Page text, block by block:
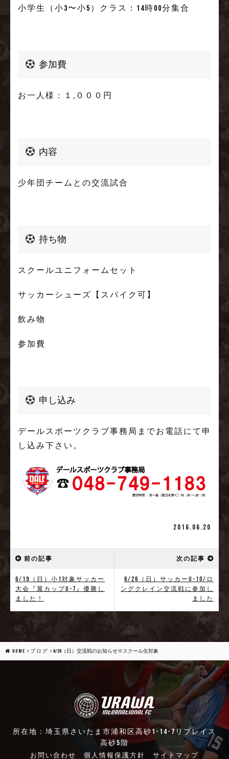
小学生（小3〜小5）クラス：14時00分集合
参加費
お一人様：１,０００円
内容
少年団チームとの交流試合
持ち物
スクールユニフォームセット
サッカーシューズ【スパイク可】
飲み物
参加費
申し込み
デールスポーツクラブ事務局までお電話にて申
し込み下さい。
2016.06.20
前の記事
6/19（日）小1対象サッカー
大会『翼カップU-7』優勝し
ました！
次の記事
6/26（日）サッカーU-10/ロ
ングクレイン交流戦に参加し
ました
HOME ブログ 6/26（日）交流戦のお知らせ※スクール生対象
所在地：埼玉県さいたま市浦和区高砂1-14-7リプレイス
高砂5階
お問い合わせ 個人情報保護方針 サイトマップ